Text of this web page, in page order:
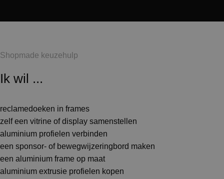
Shopmade keuzehulp
Ik wil ...
reclamedoeken in frames
zelf een vitrine of display samenstellen
aluminium profielen verbinden
een sponsor- of bewegwijzeringbord maken
een aluminium frame op maat
aluminium extrusie profielen kopen